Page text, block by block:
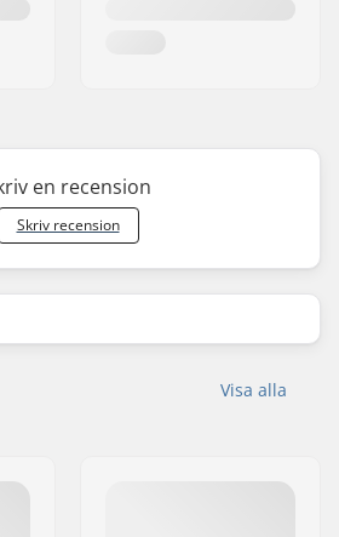
en recension
Skriv recension
Visa alla